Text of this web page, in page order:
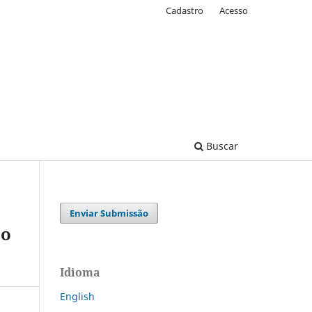
Buscar
Cadastro Acesso
Enviar Submissão
Idioma
English